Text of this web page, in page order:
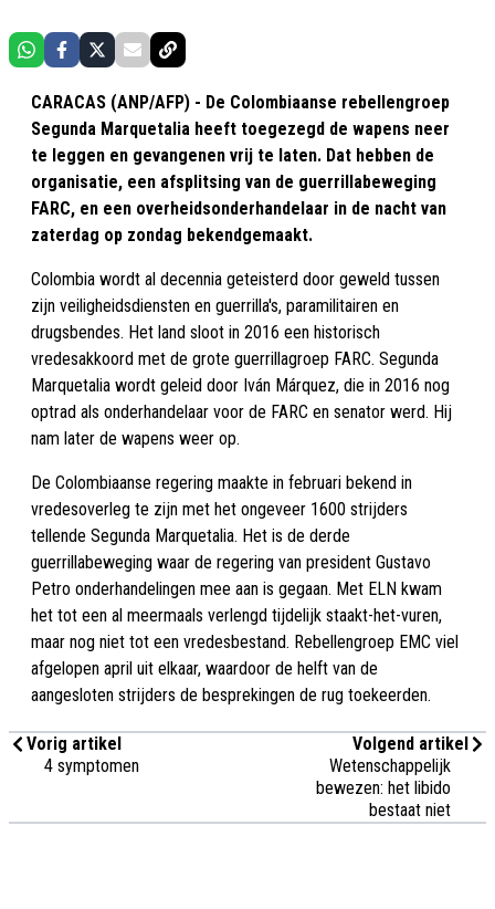
CARACAS (ANP/AFP) - De Colombiaanse rebellengroep
Segunda Marquetalia heeft toegezegd de wapens neer
te leggen en gevangenen vrij te laten. Dat hebben de
organisatie, een afsplitsing van de guerrillabeweging
FARC, en een overheidsonderhandelaar in de nacht van
zaterdag op zondag bekendgemaakt.
Colombia wordt al decennia geteisterd door geweld tussen
zijn veiligheidsdiensten en guerrilla's, paramilitairen en
drugsbendes. Het land sloot in 2016 een historisch
vredesakkoord met de grote guerrillagroep FARC. Segunda
Marquetalia wordt geleid door Iván Márquez, die in 2016 nog
optrad als onderhandelaar voor de FARC en senator werd. Hij
nam later de wapens weer op.
De Colombiaanse regering maakte in februari bekend in
vredesoverleg te zijn met het ongeveer 1600 strijders
tellende Segunda Marquetalia. Het is de derde
guerrillabeweging waar de regering van president Gustavo
Petro onderhandelingen mee aan is gegaan. Met ELN kwam
het tot een al meermaals verlengd tijdelijk staakt-het-vuren,
maar nog niet tot een vredesbestand. Rebellengroep EMC viel
afgelopen april uit elkaar, waardoor de helft van de
aangesloten strijders de besprekingen de rug toekeerden.
Vorig artikel
4 symptomen
Volgend artikel
Wetenschappelijk
bewezen: het libido
bestaat niet